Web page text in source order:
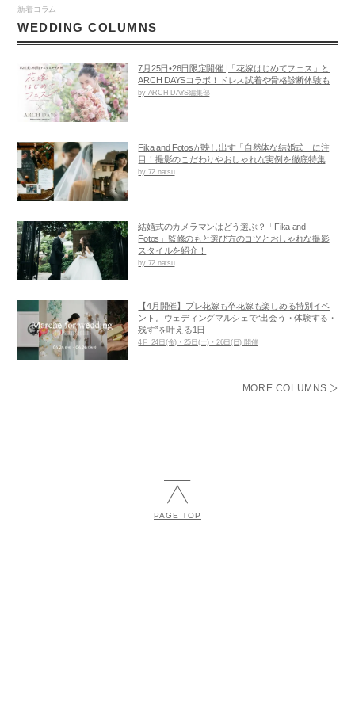
新着コラム
WEDDING COLUMNS
7月25日•26日限定開催 |「花嫁はじめてフェス」と
ARCH DAYSコラボ！ドレス試着や骨格診断体験も
by ARCH DAYS編集部
Fika and Fotosが映し出す「自然体な結婚式」に注
目！撮影のこだわりやおしゃれな実例を徹底特集
by 72 natsu
結婚式のカメラマンはどう選ぶ？「Fika and
Fotos」監修のもと選び方のコツとおしゃれな撮影
スタイルを紹介！
by 72 natsu
【4月開催】プレ花嫁も卒花嫁も楽しめる特別イベ
ント。ウェディングマルシェで“出会う・体験する・
残す”を叶える1日
4月 24日(金)・25日(土)・26日(日) 開催
MORE COLUMNS
PAGE TOP